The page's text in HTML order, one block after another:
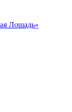
Лошадь»